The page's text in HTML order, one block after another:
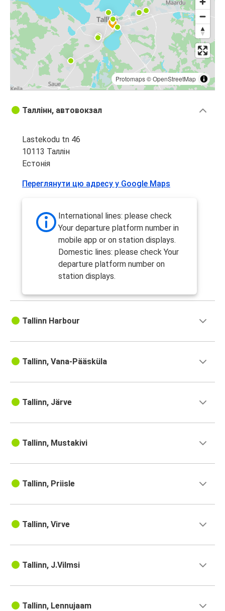
Protomaps©OpenStreetMap
Таллінн, автовокзал
Lastekodu tn 46
10113 Таллін
Естонія
Переглянути цю адресу у Google Maps
International lines: please check
Your departure platform number in
mobile app or on station displays.
Domestic lines: please check Your
departure platform number on
station displays.
Tallinn Harbour
Tallinn, Vana-Pääsküla
Tallinn, Järve
Tallinn, Mustakivi
Tallinn, Priisle
Tallinn, Virve
Tallinn, J.Vilmsi
Tallinn, Lennujaam